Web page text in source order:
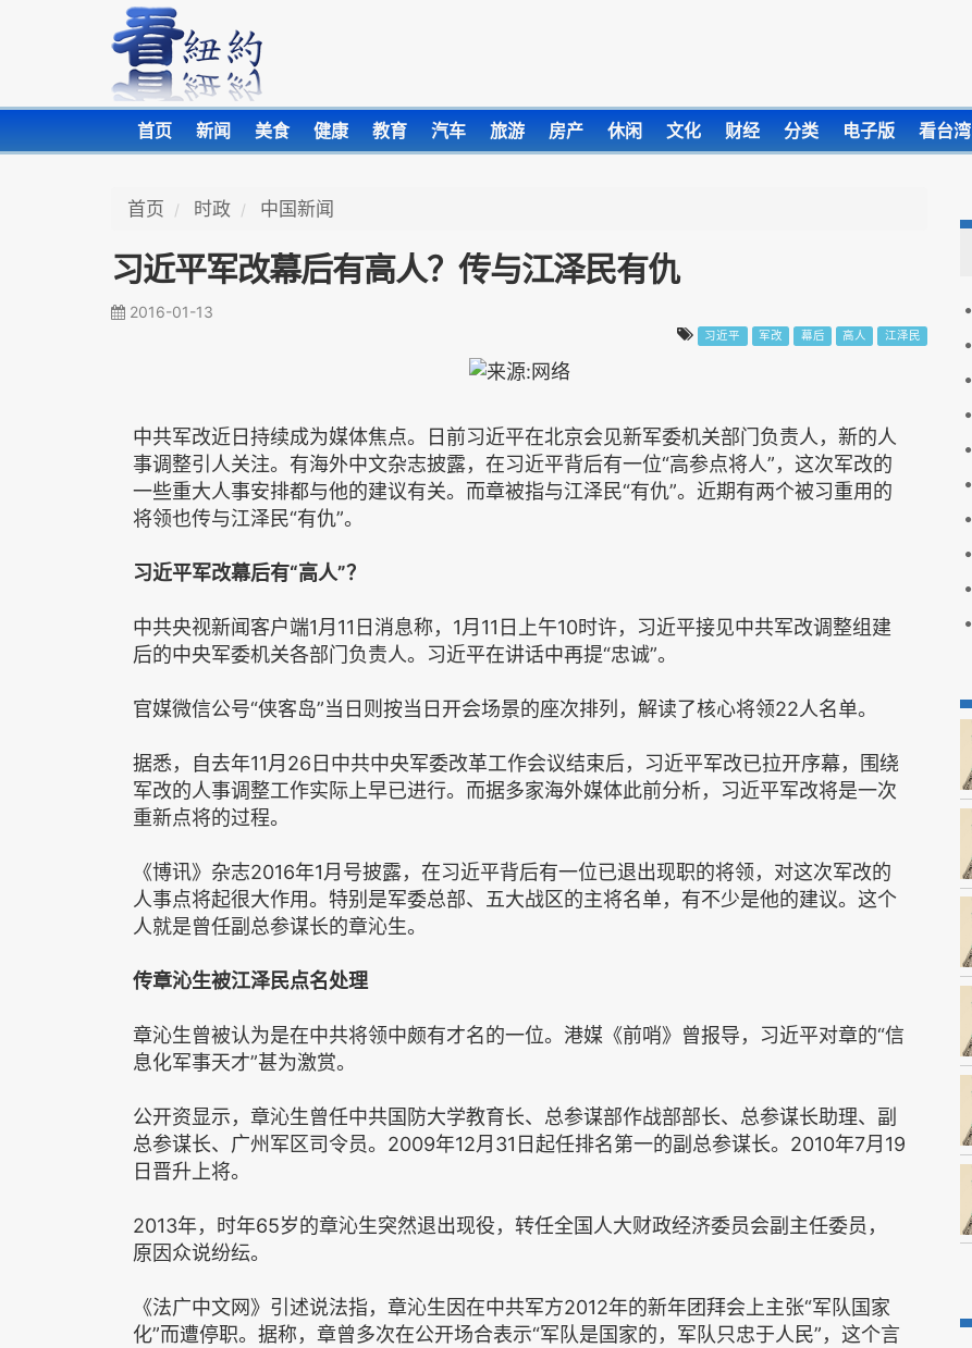
首页 新闻 美食 健康 教育 汽车 旅游 房产 休闲 文化 财经 分类 电子版 看台湾
首页 时政 中国新闻
习近平军改幕后有高人？传与江泽民有仇
2016-01-13
习近平 军改 幕后 高人 江泽民
中共军改近日持续成为媒体焦点。日前习近平在北京会见新军委机关部门负责人，新的人
事调整引人关注。有海外中文杂志披露，在习近平背后有一位“高参点将人”，这次军改的
一些重大人事安排都与他的建议有关。而章被指与江泽民“有仇”。近期有两个被习重用的
将领也传与江泽民“有仇”。
习近平军改幕后有“高人”？
中共央视新闻客户端1月11日消息称，1月11日上午10时许，习近平接见中共军改调整组建
后的中央军委机关各部门负责人。习近平在讲话中再提“忠诚”。
官媒微信公号“侠客岛”当日则按当日开会场景的座次排列，解读了核心将领22人名单。
据悉，自去年11月26日中共中央军委改革工作会议结束后，习近平军改已拉开序幕，围绕
军改的人事调整工作实际上早已进行。而据多家海外媒体此前分析，习近平军改将是一次
重新点将的过程。
《博讯》杂志2016年1月号披露，在习近平背后有一位已退出现职的将领，对这次军改的
人事点将起很大作用。特别是军委总部、五大战区的主将名单，有不少是他的建议。这个
人就是曾任副总参谋长的章沁生。
传章沁生被江泽民点名处理
章沁生曾被认为是在中共将领中颇有才名的一位。港媒《前哨》曾报导，习近平对章的“信
息化军事天才”甚为激赏。
公开资显示，章沁生曾任中共国防大学教育长、总参谋部作战部部长、总参谋长助理、副
总参谋长、广州军区司令员。2009年12月31日起任排名第一的副总参谋长。2010年7月19
日晋升上将。
2013年，时年65岁的章沁生突然退出现役，转任全国人大财政经济委员会副主任委员，
原因众说纷纭。
《法广中文网》引述说法指，章沁生因在中共军方2012年的新年团拜会上主张“军队国家
化”而遭停职。据称，章曾多次在公开场合表示“军队是国家的，军队只忠于人民”，这个言